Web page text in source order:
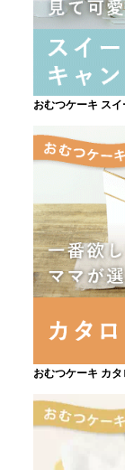
おむつケーキ ス
おむつケーキ カ